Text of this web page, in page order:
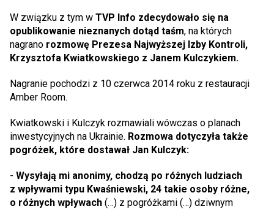
W związku z tym w TVP Info zdecydowało się na
opublikowanie nieznanych dotąd taśm, na których
nagrano rozmowę Prezesa Najwyższej Izby Kontroli,
Krzysztofa Kwiatkowskiego z Janem Kulczykiem.
Nagranie pochodzi z 10 czerwca 2014 roku z restauracji
Amber Room.
Kwiatkowski i Kulczyk rozmawiali wówczas o planach
inwestycyjnych na Ukrainie. Rozmowa dotyczyła także
pogróżek, które dostawał Jan Kulczyk:
- Wysyłają mi anonimy, chodzą po różnych ludziach
z wpływami typu Kwaśniewski, 24 takie osoby różne,
o różnych wpływach (…) z pogróżkami (…) dziwnym